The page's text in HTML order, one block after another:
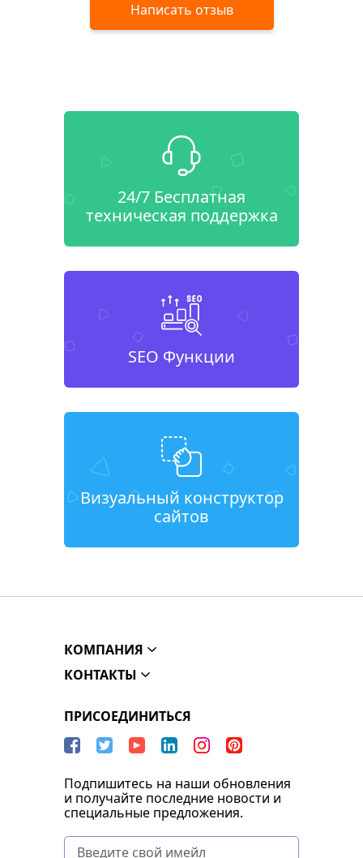
Написать отзыв
24/7 Бесплатная
техническая поддержка
SEO Функции
Визуальный конструктор
сайтов
КОМПАНИЯ
КОНТАКТЫ
ПРИСОЕДИНИТЬСЯ
Подпишитесь на наши обновления
и получайте последние новости и
специальные предложения.